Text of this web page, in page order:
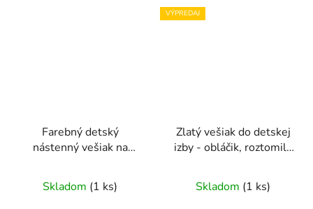
Farebný detský
nástenný vešiak na
originálna dekorácia do
izby
Skladom (1 ks)
VÝPREDAJ
Zlatý vešiak do detskej
izby - obláčik, roztomilý
oblečenie
Skladom (1 ks)